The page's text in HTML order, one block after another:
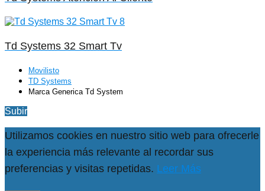
Td Systems 32 Smart Tv
Movilisto
TD Systems
Marca Generica Td System
Subir
Utilizamos cookies en nuestro sitio web para ofrecerle
la experiencia más relevante al recordar sus
preferencias y visitas repetidas. Leer Más